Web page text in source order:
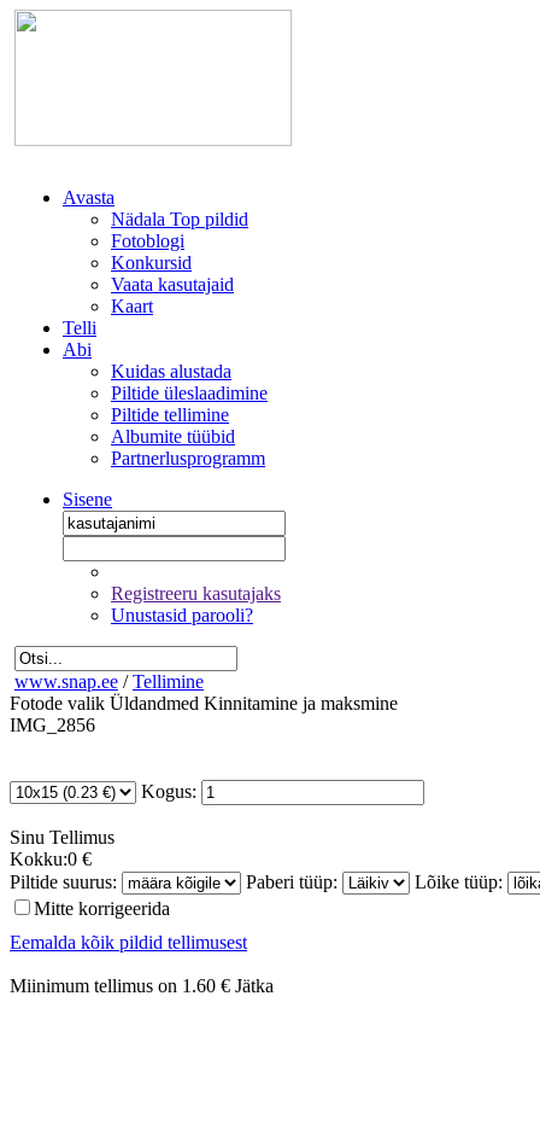
Avasta
Nädala Top pildid
Fotoblogi
Konkursid
Vaata kasutajaid
Kaart
Telli
Abi
Kuidas alustada
Piltide üleslaadimine
Piltide tellimine
Albumite tüübid
Partnerlusprogramm
Sisene
Registreeru kasutajaks
Unustasid parooli?
www.snap.ee / Tellimine
Fotode valik Üldandmed Kinnitamine ja maksmine
IMG_2856
Kogus:
Sinu Tellimus
Kokku:0 €
Piltide suurus:
Paberi tüüp:
Lõike tüüp:
Mitte korrigeerida
Eemalda kõik pildid tellimusest
Miinimum tellimus on 1.60 € Jätka